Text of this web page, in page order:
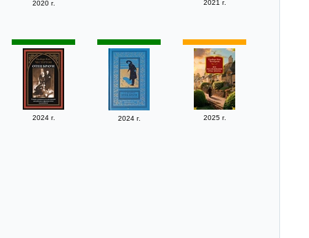
2020 г.
2021 г.
2024 г. 2024 г. 2025 г.